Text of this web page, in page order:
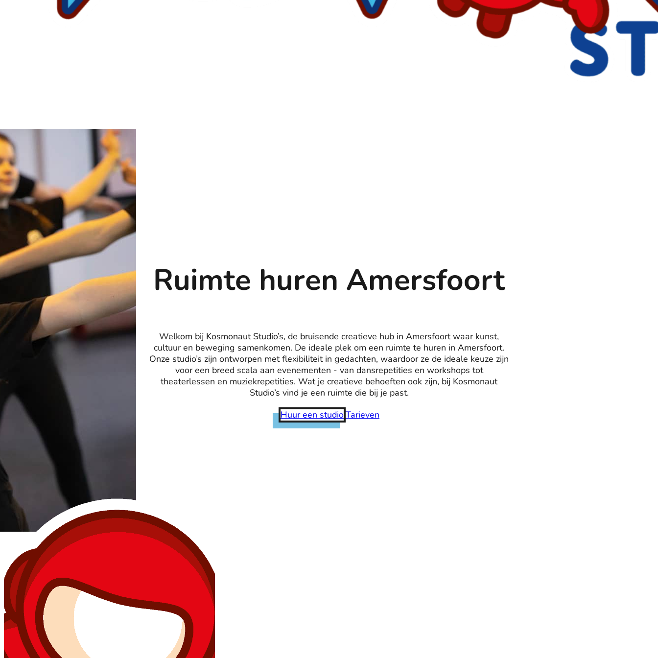
Ruimte huren Amersfoort
Welkom bij Kosmonaut Studio’s, de bruisende creatieve hub in Amersfoort waar kunst,
cultuur en beweging samenkomen. De ideale plek om een ruimte te huren in Amersfoort.
Onze studio’s zijn ontworpen met flexibiliteit in gedachten, waardoor ze de ideale keuze zijn
voor een breed scala aan evenementen - van dansrepetities en workshops tot
theaterlessen en muziekrepetities. Wat je creatieve behoeften ook zijn, bij Kosmonaut
Studio’s vind je een ruimte die bij je past.
Huur een studioTarieven